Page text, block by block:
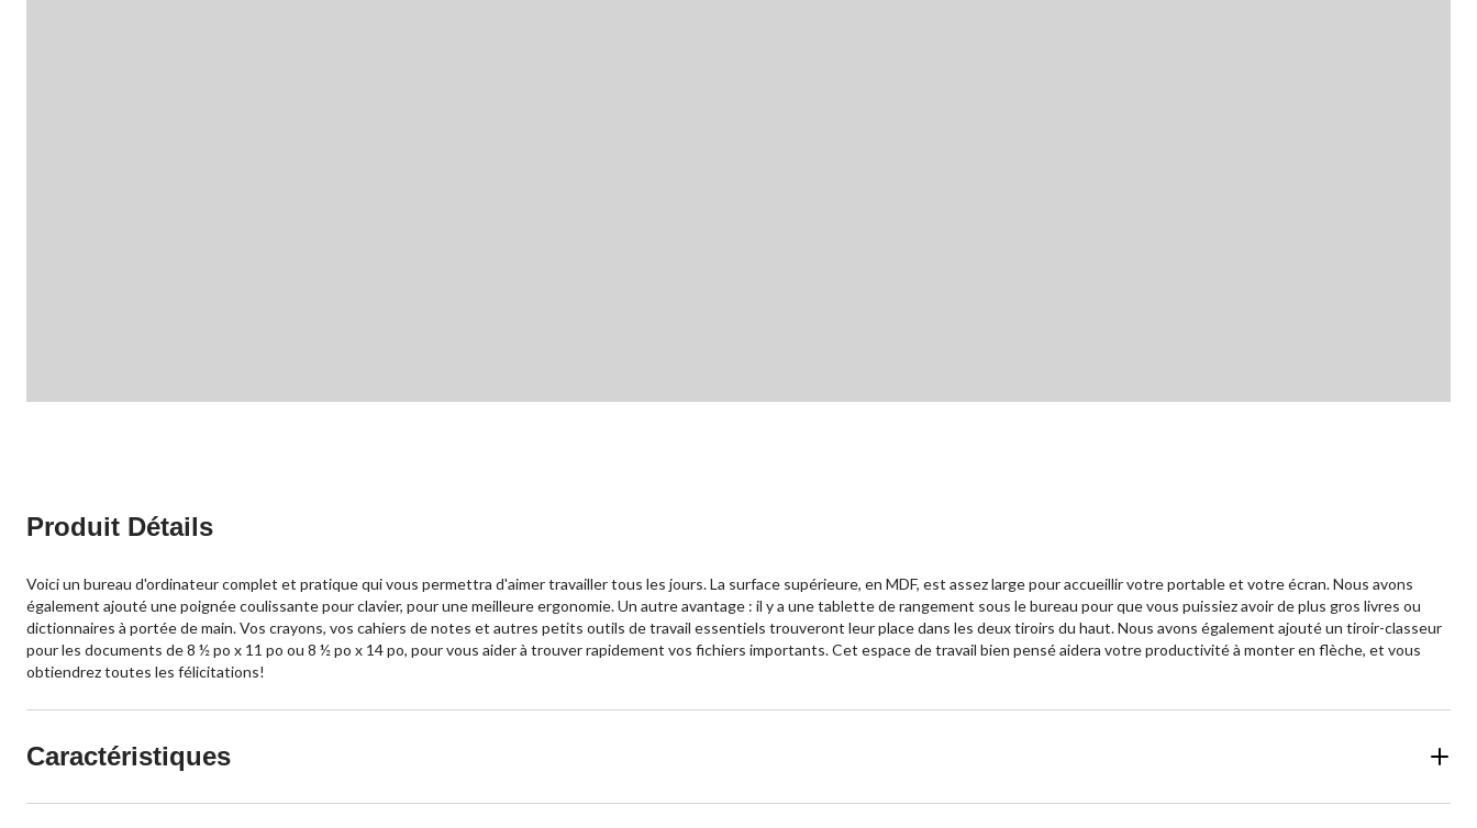
Produit Détails
Voici un bureau d'ordinateur complet et pratique qui vous permettra d'aimer travailler tous les jours. La surface supérieure, en MDF, est assez large pour accueillir votre portable et votre écran. Nous avons
également ajouté une poignée coulissante pour clavier, pour une meilleure ergonomie. Un autre avantage : il y a une tablette de rangement sous le bureau pour que vous puissiez avoir de plus gros livres ou
dictionnaires à portée de main. Vos crayons, vos cahiers de notes et autres petits outils de travail essentiels trouveront leur place dans les deux tiroirs du haut. Nous avons également ajouté un tiroir-classeur
pour les documents de 8 ½ po x 11 po ou 8 ½ po x 14 po, pour vous aider à trouver rapidement vos fichiers importants. Cet espace de travail bien pensé aidera votre productivité à monter en flèche, et vous
obtiendrez toutes les félicitations!
Caractéristiques